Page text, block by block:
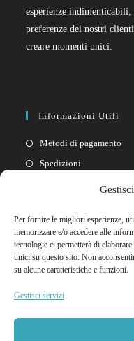
Per fornire le migliori esperienze,
memorizzare e/o accedere alle
tecnologie ci permetterà di
unici su questo sito. Non
su alcune caratteristiche e funzioni.
Gestisci servizi
esperienze
preferenze dei nostri
creare momenti unici.
Informazioni Utili
Metodi di pagamento
Spedizioni
Cookie policy
Link Rapidi